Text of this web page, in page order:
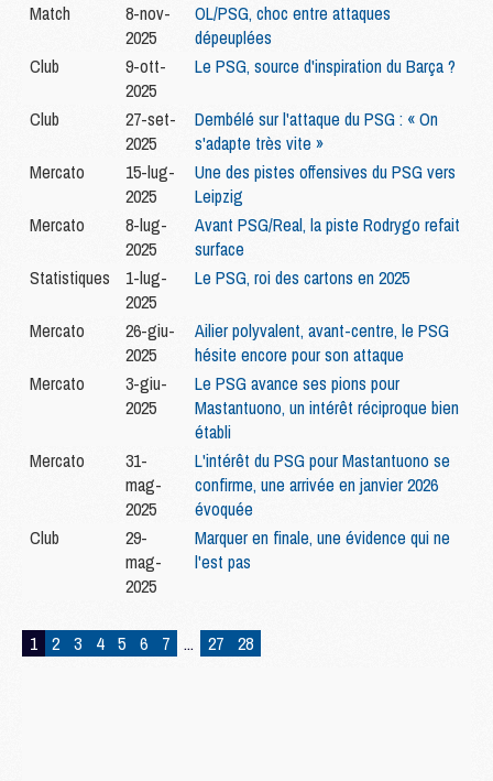
Match
8-nov-
2025
OL/PSG, choc entre attaques
dépeuplées
Club
9-ott-
2025
Le PSG, source d'inspiration du Barça ?
Club
27-set-
2025
Dembélé sur l'attaque du PSG : « On
s'adapte très vite »
Mercato
15-lug-
2025
Une des pistes offensives du PSG vers
Leipzig
Mercato
8-lug-
2025
Avant PSG/Real, la piste Rodrygo refait
surface
Statistiques
1-lug-
2025
Le PSG, roi des cartons en 2025
Mercato
26-giu-
2025
Ailier polyvalent, avant-centre, le PSG
hésite encore pour son attaque
Mercato
3-giu-
2025
Le PSG avance ses pions pour
Mastantuono, un intérêt réciproque bien
établi
Mercato
31-
mag-
2025
L'intérêt du PSG pour Mastantuono se
confirme, une arrivée en janvier 2026
évoquée
Club
29-
mag-
2025
Marquer en finale, une évidence qui ne
l'est pas
1 2 3 4 5 6 7 ... 27 28